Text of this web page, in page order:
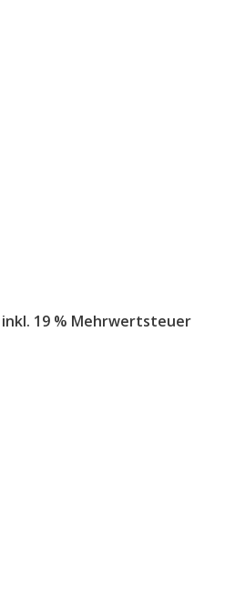
inkl. 19 % Mehrwertsteuer